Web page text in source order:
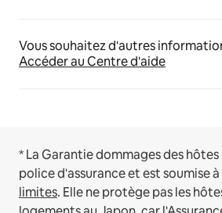
Vous souhaitez d'autres
Accéder au Centre d'aide
* La Garantie dommages des hôtes
police d'assurance et est soumise à
limites. Elle ne protège pas les